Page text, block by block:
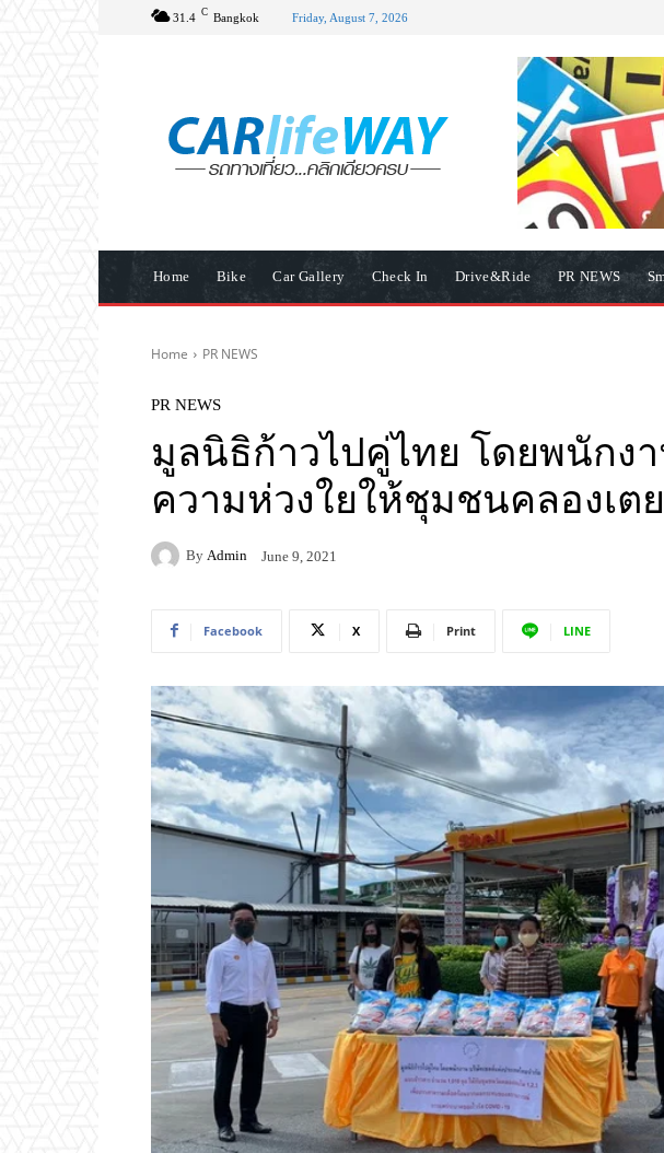
31.4 C Bangkok Friday, August 7, 2026
Home Bike Car Gallery Check In Drive&Ride PR NEWS
Home PR NEWS
PR NEWS
มูลนิธิก้าวไปคู่ไทย โดยพนักง
ความห่วงใยให้ชุมชนคลองเตย
By Admin June 9, 2021
Facebook X Print LINE